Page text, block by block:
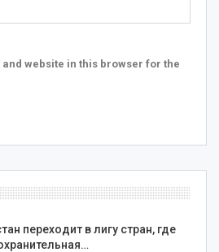
and website in this browser for the
переходит в лигу стран, где